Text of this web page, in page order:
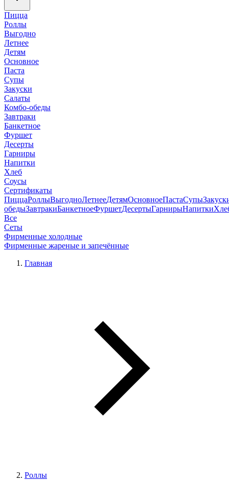
Пицца
Роллы
Выгодно
Летнее
Детям
Основное
Паста
Супы
Закуски
Салаты
Комбо-обеды
Завтраки
Банкетное
Фуршет
Десерты
Гарниры
Напитки
Хлеб
Соусы
Сертификаты
ПиццаРоллыВыгодноЛетнееДетямОсновноеПастаСупы
обедыЗавтракиБанкетноеФуршетДесертыГарнирыНапитки
Все
Сеты
Фирменные холодные
Фирменные жареные и запечённые
Главная
Роллы